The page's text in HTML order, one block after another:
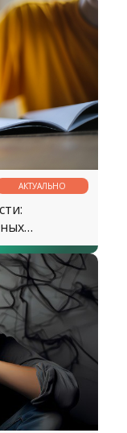
АКТУАЛЬНО